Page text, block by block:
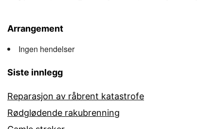
Arrangement
Ingen hendelser
Siste innlegg
Reparasjon av råbrent katastrofe
Rødglødende rakubrenning